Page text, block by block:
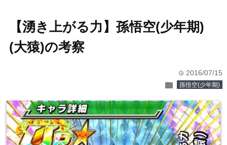
【湧き上がる力】孫悟空(少年期)
(大猿)の考察
time 2016/07/15
folder 孫悟空(少年期)